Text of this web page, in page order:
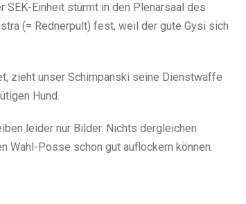
Einheit stürmt in den Plenarsaal des
(= Rednerpult) fest, weil der gute Gysi sich
zieht unser Schimpanski seine Dienstwaffe
Hund.
leider nur Bilder. Nichts dergleichen
Wahl-Posse schon gut auflockern können.